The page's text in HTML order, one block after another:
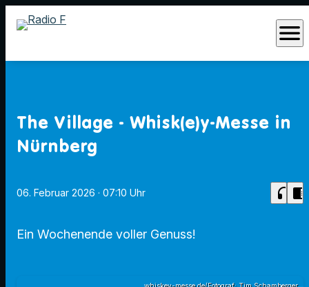
menu
The Village - Whisk(e)y-Messe in
Nürnberg
06. Februar 2026 · 07:10 Uhr headphones chrome_reader_mode
Ein Wochenende voller Genuss!